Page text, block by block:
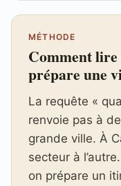
MÉTHODE
Comment
prépare une
La requête «
renvoie pas à
grande ville. À
secteur à
on prépare un